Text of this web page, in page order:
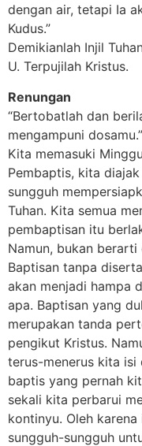
dengan air, tetapi Ia
Kudus.”
Demikianlah Injil
U. Terpujilah Kristus.
Renungan
“Bertobatlah dan
mengampuni dosamu.”
Kita memasuki
Pembaptis, kita
sungguh
Tuhan. Kita semua
pembaptisan itu
Namun, bukan
Baptisan tanpa
akan menjadi hampa
apa. Baptisan yang
merupakan tanda
pengikut Kristus.
terus-menerus kita
baptis yang pernah
sekali kita perbarui
kontinyu. Oleh
sungguh-sungguh